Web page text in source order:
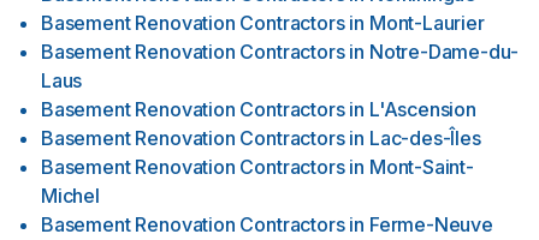
Basement Renovation Contractors in Mont-Laurier
Basement Renovation Contractors in Notre-Dame-du-
Laus
Basement Renovation Contractors in L'Ascension
Basement Renovation Contractors in Lac-des-Îles
Basement Renovation Contractors in Mont-Saint-
Michel
Basement Renovation Contractors in Ferme-Neuve